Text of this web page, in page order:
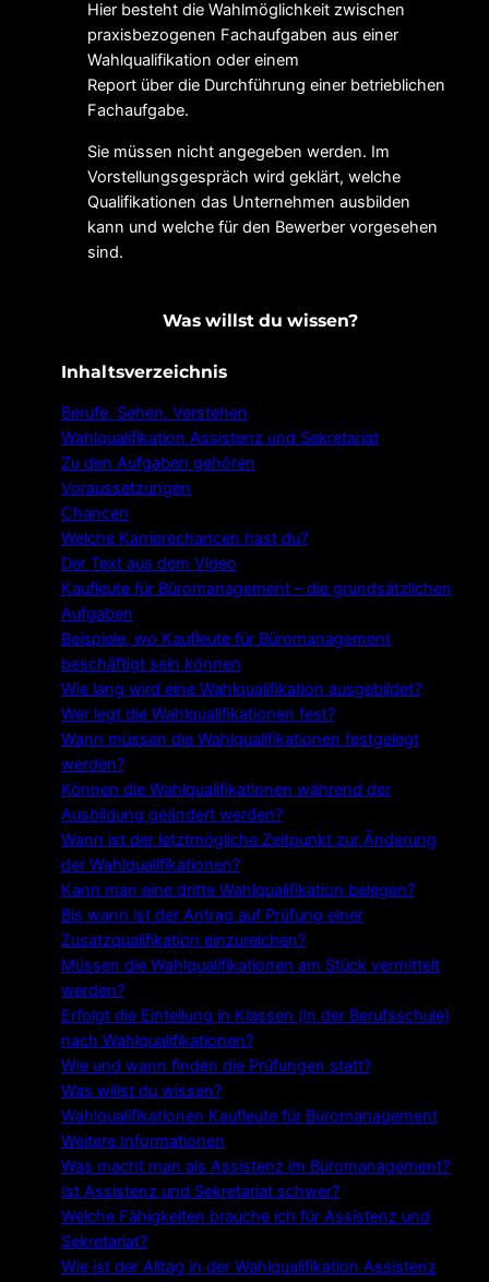
Hier besteht die Wahlmöglichkeit zwischen
praxisbezogenen Fachaufgaben aus einer
Wahlqualifikation oder einem
Report über die Durchführung einer betrieblichen
Fachaufgabe.
Sie müssen nicht angegeben werden. Im
Vorstellungsgespräch wird geklärt, welche
Qualifikationen das Unternehmen ausbilden
kann und welche für den Bewerber vorgesehen
sind.
Was willst du wissen?
Inhaltsverzeichnis
Berufe. Sehen. Verstehen
Wahlqualifikation Assistenz und Sekretariat
Zu den Aufgaben gehören
Voraussetzungen
Chancen
Welche Karrierechancen hast du?
Der Text aus dem Video
Kaufleute für Büromanagement – die grundsätzlichen
Aufgaben
Beispiele, wo Kaufleute für Büromanagement
beschäftigt sein können
Wie lang wird eine Wahlqualifikation ausgebildet?
Wer legt die Wahlqualifikationen fest?
Wann müssen die Wahlqualifikationen festgelegt
werden?
Können die Wahlqualifikationen während der
Ausbildung geändert werden?
Wann ist der letztmögliche Zeitpunkt zur Änderung
der Wahlqualifikationen?
Kann man eine dritte Wahlqualifikation belegen?
Bis wann ist der Antrag auf Prüfung einer
Zusatzqualifikation einzureichen?
Müssen die Wahlqualifikationen am Stück vermittelt
werden?
Erfolgt die Einteilung in Klassen (in der Berufsschule)
nach Wahlqualifikationen?
Wie und wann finden die Prüfungen statt?
Was willst du wissen?
Wahlqualifikationen Kaufleute für Büromanagement
Weitere Informationen
Was macht man als Assistenz im Büromanagement?
Ist Assistenz und Sekretariat schwer?
Welche Fähigkeiten brauche ich für Assistenz und
Sekretariat?
Wie ist der Alltag in der Wahlqualifikation Assistenz